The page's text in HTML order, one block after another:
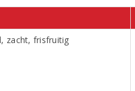
zacht, frisfruitig